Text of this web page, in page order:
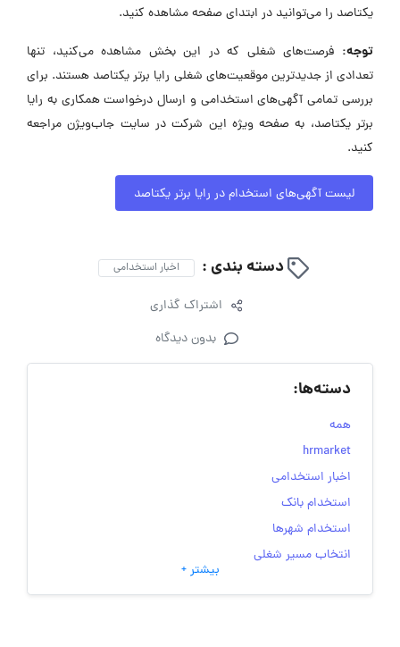
یکتاصد را می‌توانید در ابتدای صفحه مشاهده کنید.
توجه: فرصت‌های شغلی که در این بخش مشاهده می‌کنید، تنها
تعدادی از جدیدترین موقعیت‌های شغلی رایا برتر یکتاصد هستند. برای
بررسی تمامی آگهی‌های استخدامی و ارسال درخواست همکاری به رایا
برتر یکتاصد، به صفحه ویژه این شرکت در سایت جاب‌ویژن مراجعه
کنید.
لیست آگهی‌های استخدام در رایا برتر یکتاصد
دسته بندی : اخبار استخدامی
اشتراک گذاری
بدون دیدگاه
دسته‌ها:
همه
hrmarket
اخبار استخدامی
استخدام بانک
استخدام شهرها
انتخاب مسیر شغلی
به‌روزرسانی‌های سایت (کارجویی)
بیشتر +